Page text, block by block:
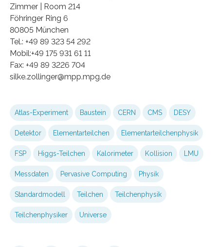
Zimmer | Room 214
Föhringer Ring 6
80805 München
Tel.: +49 89 323 54 292
Mobil:+49 175 931 61 11
Fax: +49 89 3226 704
silke.zollinger@mpp.mpg.de
Atlas-Experiment Baustein CERN CMS DESY
Detektor Elementarteilchen Elementarteilchenphysik
FSP Higgs-Teilchen Kalorimeter Kollision LMU
Messdaten Pervasive Computing Physik
Standardmodell Teilchen Teilchenphysik
Teilchenphysiker Universe